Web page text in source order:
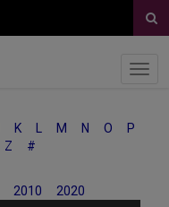
K M N O
P
Z #
2010 2020